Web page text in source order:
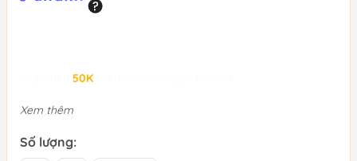
50K
Xem thêm
Số lượng: